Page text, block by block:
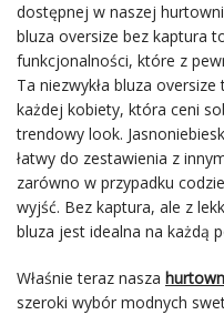
dostępnej w naszej
bluza oversize bez kaptura
funkcjonalności, które z
Ta niezwykła bluza
każdej kobiety, która ceni
trendowy look.
łatwy do zestawienia z
zarówno w przypadku
wyjść. Bez kaptura, ale z
bluza jest idealna na każdą
Właśnie teraz nasza
szeroki wybór modnych